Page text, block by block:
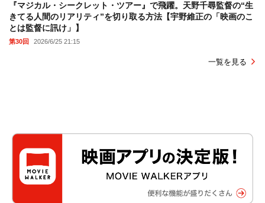
『マジカル・シークレット・ツアー』で飛躍。天野千尋監督の“生
きてる人間のリアリティ”を切り取る方法【宇野維正の「映画のこ
とは監督に訊け」】
第30回 2026/6/25 21:15
一覧を見る